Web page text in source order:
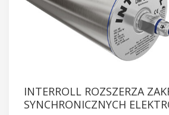
INTERROLL ROZSZERZA
SYNCHRONICZNYCH